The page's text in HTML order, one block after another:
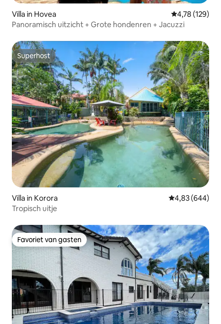
Villa in Hovea Gemiddelde
4,78 (129)
Panoramisch uitzicht + Grote hondenren + Jacuzzi
Superhost
Superhost
Villa in Korora Gemiddelde
4,83 (644)
Tropisch uitje
Favoriet van gasten
Favoriet van gasten